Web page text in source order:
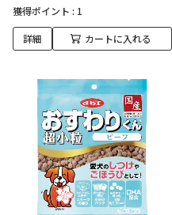
獲得ポイント : 1
詳細 カートに入れる